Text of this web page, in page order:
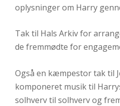
oplysninger om Harry
Tak til Hals Arkiv for
de fremmødte for
Også en kæmpestor tak til
komponeret musik til
solhverv til solhverv og